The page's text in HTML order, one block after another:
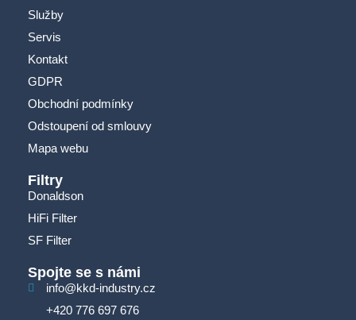
Služby
Servis
Kontakt
GDPR
Obchodní podmínky
Odstoupení od smlouvy
Mapa webu
Filtry
Donaldson
HiFi Filter
SF Filter
Spojte se s námi
info@kkd-industry.cz
+420 776 697 676